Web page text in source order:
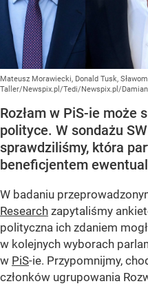
Mateusz Morawiecki, Donald Tusk,
Taller/Newspix.pl/Tedi/Newspix.pl/
Rozłam w PiS-ie może
polityce. W sondażu
sprawdziliśmy, która
beneficjentem
W badaniu
Research zapytaliśmy
polityczna ich zdaniem
w kolejnych wyborach
w PiS-ie. Przypomnijmy,
członków ugrupowania